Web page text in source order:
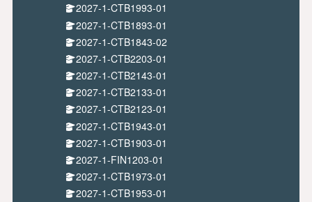
2027-1-CTB1993-01
2027-1-CTB1893-01
2027-1-CTB1843-02
2027-1-CTB2203-01
2027-1-CTB2143-01
2027-1-CTB2133-01
2027-1-CTB2123-01
2027-1-CTB1943-01
2027-1-CTB1903-01
2027-1-FIN1203-01
2027-1-CTB1973-01
2027-1-CTB1953-01